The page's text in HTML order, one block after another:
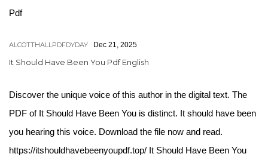
Pdf
ALCOTTHALLPDFDYDAY Dec 21, 2025
It Should Have Been You Pdf English
Discover the unique voice of this author in the digital text. The
PDF of It Should Have Been You is distinct. It should have been
you hearing this voice. Download the file now and read.
https://itshouldhavebeenyoupdf.top/ It Should Have Been You